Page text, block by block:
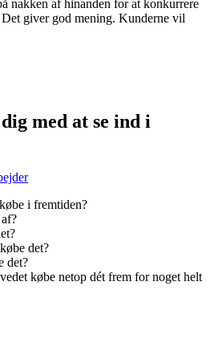
nakken af hinanden for at konkurrere
giver god mening. Kunderne vil
med at se ind i
i fremtiden?
det?
det?
købe netop dét frem for noget helt